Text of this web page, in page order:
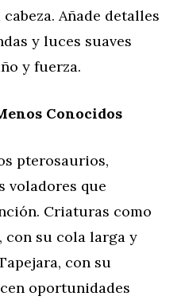
Añade detalles
y luces suaves
y fuerza.
Conocidos
pterosaurios,
voladores que
Criaturas como
con su cola larga y
con su
oportunidades